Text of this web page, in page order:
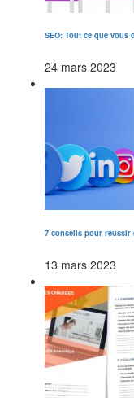
SEO: Tout ce que vous
24 mars 2023
7 conseils pour réussir
13 mars 2023